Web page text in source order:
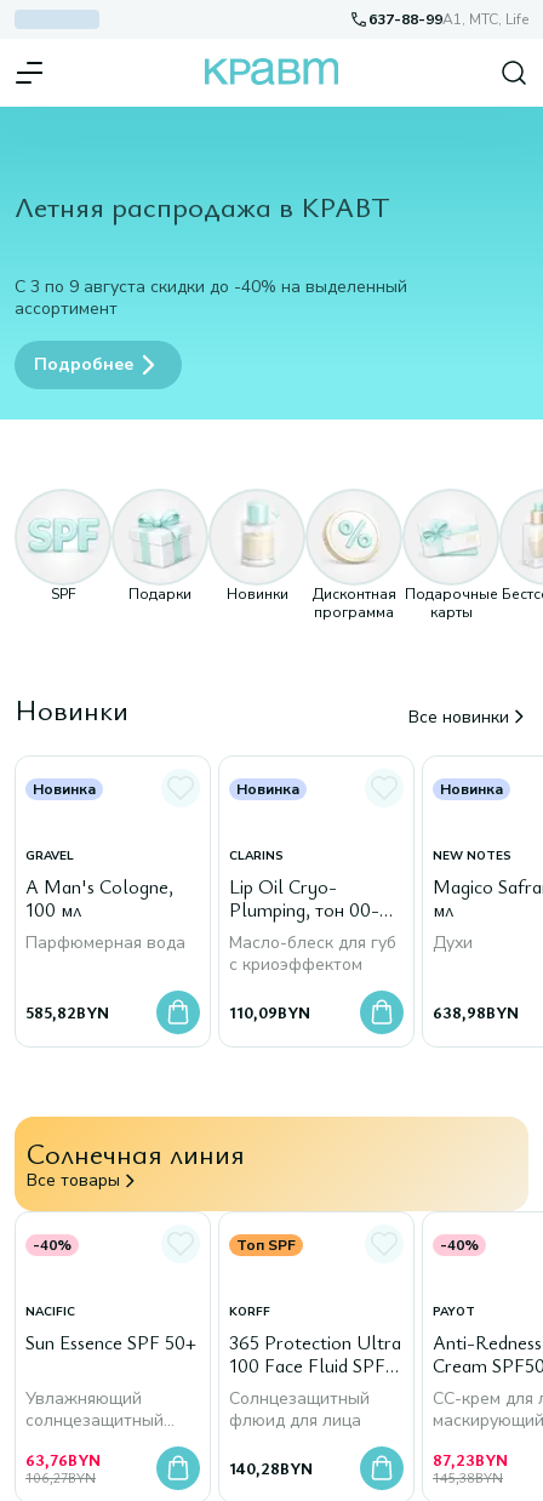
637-88-99A1, МТС, Life
Летняя распродажа в КРАВТ
С 3 по 9 августа скидки до -40% на выделенный
ассортимент
Подробнее
SPF Подарки Новинки
Дисконтная
программа
Подарочные
карты
Новинки Все новинки
Новинка
GRAVEL
A Man's Cologne,
100 мл
Парфюмерная вода
585,82BYN
Новинка
CLARINS
Lip Oil Cryo-
Plumping, тон 00-
Cryo Mint
Масло-блеск для губ
с криоэффектом
110,09BYN
Новинка
NEW NOTES
Magico
мл
Духи
638,98BYN
Солнечная линия
Все товары
-40%
NACIFIC
Sun Essence SPF 50+
Увлажняющий
солнцезащитный
63,76BYN
106,27BYN
Топ SPF
KORFF
365 Protection Ultra
100 Face Fluid SPF
50+
Солнцезащитный
флюид для лица
140,28BYN
-40%
PAYOT
Anti-
Cream
СС-крем для
маскирующий
87,23BYN
145,38BYN